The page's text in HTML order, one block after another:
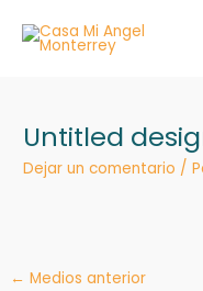
contenido
Untitled
Dejar un comentario /
← Medios anterior